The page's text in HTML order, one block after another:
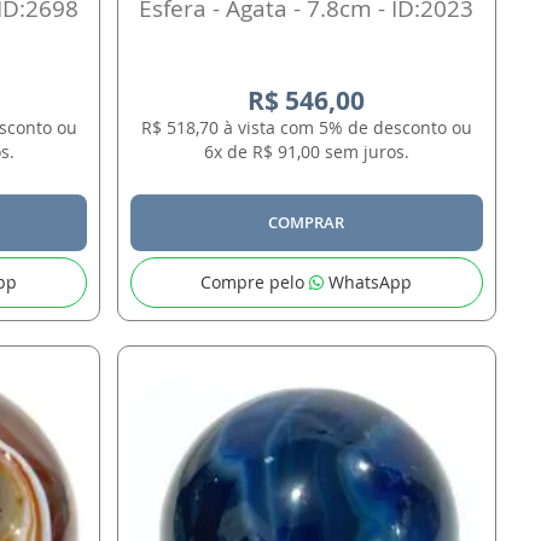
ou
Esfera - Agata - 7.8cm - ID:2023
R$ 546,00
R$ 518,70 à vista com 5% de desconto ou
6x de R$ 91,00 sem juros.
COMPRAR
Compre pelo WhatsApp